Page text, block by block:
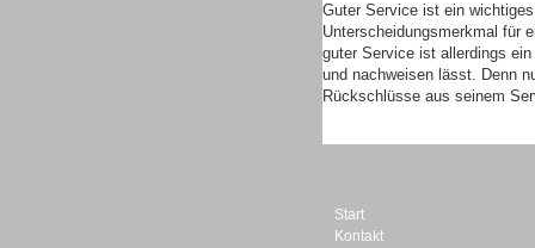
Guter Service ist ein
Unterscheidungsmerkmal für
guter Service ist allerdings
und nachweisen lässt. Denn
Rückschlüsse aus seinem
Start
Kontakt